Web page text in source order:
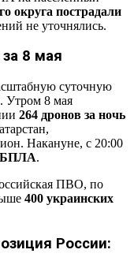
округа пострадали
не уточнялись.
8 мая
суточную
Утром 8 мая
264 дронов за ночь
Накануне, с 20:00
БПЛА.
ПВО, по
400 украинских
России: